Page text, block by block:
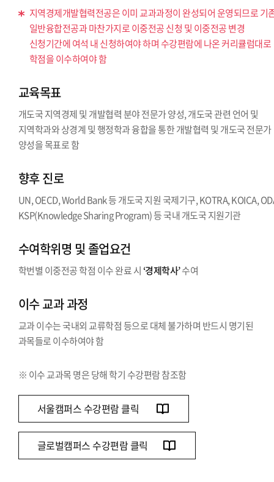
지역경제개발협력전공은 이미 교과과정이 완성되어 운영되므로 기
일반융합전공과 마찬가지로 이중전공 신청 및 이중전공 변경
신청기간에 여석 내 신청하여야 하며 수강편람에 나온 커리큘럼대로
학점을 이수하여야 함
교육목표
개도국 지역경제 및 개발협력 분야 전문가 양성, 개도국 관련 언어 및
지역학과와 상경계 및 행정학과 융합을 통한 개발협력 및 개도국 전문가
양성을 목표로 함
향후 진로
UN, OECD, World Bank 등 개도국 지원 국제기구, KOTRA, KOICA,
KSP(Knowledge Sharing Program) 등 국내 개도국 지원기관
수여학위명 및 졸업요건
학번별 이중전공 학점 이수 완료 시 ‘경제학사’수여
이수 교과 과정
교과 이수는 국내외 교류학점 등으로 대체 불가하며 반드시 명기된
과목들로 이수하여야 함
※ 이수 교과목 명은 당해 학기 수강편람 참조함
서울캠퍼스 수강편람 클릭
글로벌캠퍼스 수강편람 클릭